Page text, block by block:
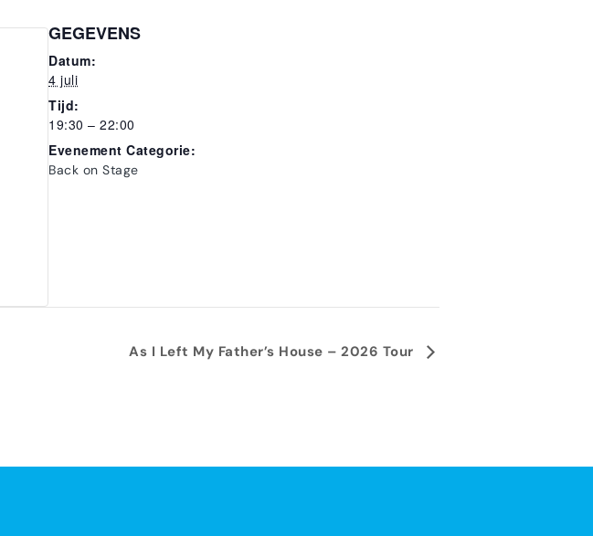
GEGEVENS
Datum:
4 juli
Tijd:
19:30 – 22:00
Evenement Categorie:
Back on Stage
As I Left My Father’s House – 2026 Tour